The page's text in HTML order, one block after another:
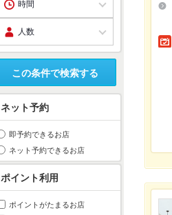
この条件で検索する
ネット予約
即予約できるお店
ネット予約できるお店
ポイント利用
ポイントがたまるお店